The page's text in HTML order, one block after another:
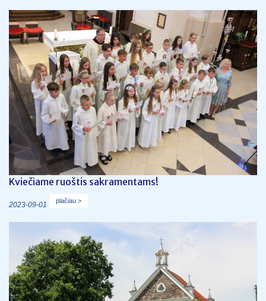
Kviečiame ruoštis sakramentams!
2023-09-01 plačiau >